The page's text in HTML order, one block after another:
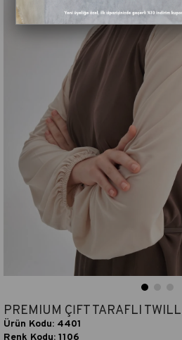
Ürün Kodu: 4401
Renk Kodu: 1106